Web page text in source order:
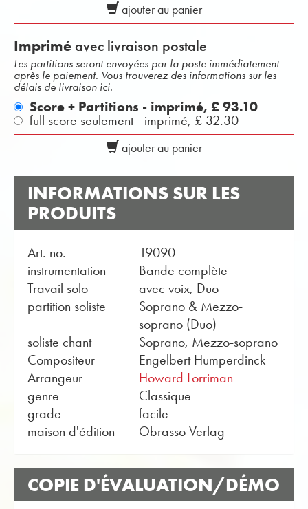
ajouter au panier
Imprimé avec livraison postale
Les partitions seront envoyées par la poste immédiatement
après le paiement. Vous trouverez des informations sur les
délais de livraison ici.
Score + Partitions - imprimé, £ 93.10
full score seulement - imprimé, £ 32.30
ajouter au panier
INFORMATIONS SUR LES
PRODUITS
Art. no.
19090
instrumentation
Bande complète
Travail solo
avec voix, Duo
partition soliste
Soprano & Mezzo-
soprano (Duo)
soliste chant
Soprano, Mezzo-soprano
Compositeur
Engelbert Humperdinck
Arrangeur
Howard Lorriman
genre
Classique
grade
facile
maison d'édition
Obrasso Verlag
COPIE D'ÉVALUATION/DÉMO